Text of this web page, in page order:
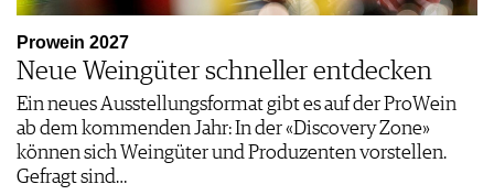
Prowein 2027
Neue Weingüter schneller entdecken
Ein neues Ausstellungsformat gibt es auf der ProWein
ab dem kommenden Jahr: In der «Discovery Zone»
können sich Weingüter und Produzenten vorstellen.
Gefragt sind…